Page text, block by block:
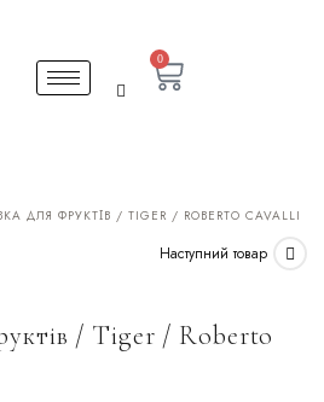
0
ДЛЯ ФРУКТІВ / TIGER / ROBERTO CAVALLI
Наступний товар
/ Tiger / Roberto